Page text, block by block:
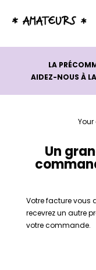
LA
AIDEZ-NOUS À
Un
Votre facture vous
recevrez un autre
votre commande.